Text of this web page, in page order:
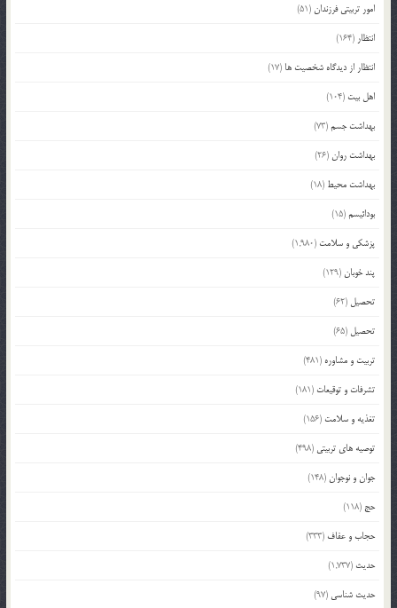
امور تربیتی فرزندان(51)
انتظار (164)
انتظار از دیدگاه شخصیت ها (17)
اهل بیت (104)
بهداشت جسم(73)
بهداشت روان(26)
بهداشت محیط (18)
بودائیسم(15)
پزشکی و سلامت (1,980)
پند خوبان(129)
تحصیل (62)
تحصیل (65)
تربیت و مشاوره (481)
تشرفات و توقیعات (181)
تغذیه و سلامت (156)
توصیه های تربیتی (498)
جوان و نوجوان(148)
حج (118)
حجاب و عفاف (333)
حدیث (1,737)
حدیث شناسی (97)